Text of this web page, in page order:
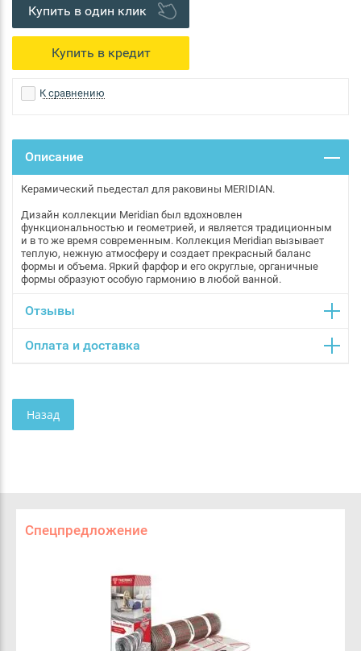
Купить в один клик
К сравнению
Описание
Керамический пьедестал для раковины MERIDIAN.
Дизайн коллекции Meridian был вдохновлен
функциональностью и геометрией, и является традиционным
и в то же время современным. Коллекция Meridian вызывает
теплую, нежную атмосферу и создает прекрасный баланс
формы и объема. Яркий фарфор и его округлые, органичные
формы образуют особую гармонию в любой ванной.
Отзывы
Оплата и доставка
Назад
Спецпредложение